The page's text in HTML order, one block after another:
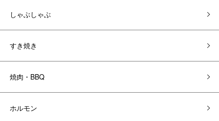
しゃぶしゃぶ
すき焼き
焼肉・BBQ
ホルモン